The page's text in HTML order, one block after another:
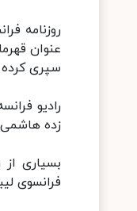
عنوان
سپری
رادیو
زده
بسیاری از
فرانسوی